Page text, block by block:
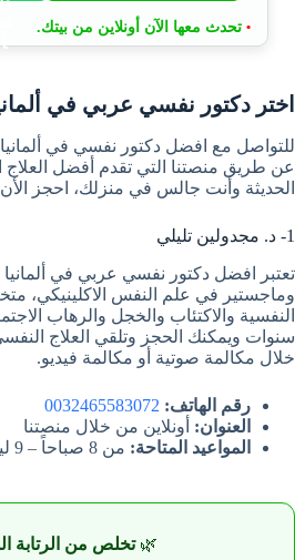
• تحدث معها الآن أونلاين من بيتك.
اختر دكتور نفسي عربي في
للتواصل مع افضل دكتور نفسي في
عن طريق منصتنا التي تقدم أفضل العلاج
الحديثة وأنت جالس في منزلك، احجز
1- د. مجدولين تليلي
تعتبر افضل دكتور نفسي عربي في
وماجستير في علم النفس الاكلينيكي،
سنوات ويمكنك الحجز وتلقي العلاج
خلال مكالمة صوتية أو مكالمة فيديو.
رقم الهاتف: 0032465583072
العنوان: أونلاين من خلال منصتنا
المواعيد المتاحة: من 8 صباحاً – 9 ليلاً
🌿تخلص من الرتابة